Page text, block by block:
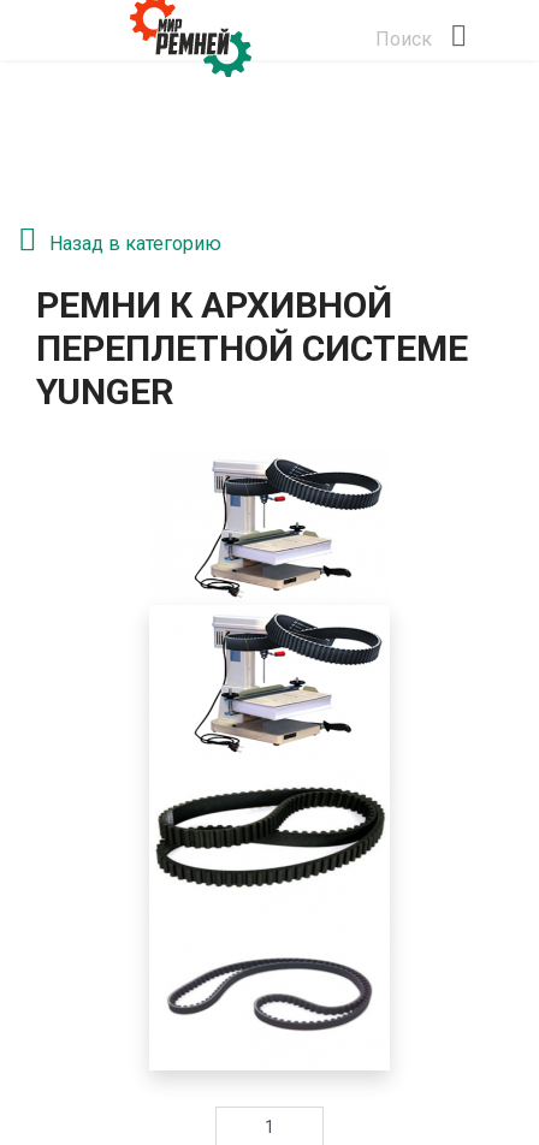
Поиск
Назад в категорию
РЕМНИ К АРХИВНОЙ
ПЕРЕПЛЕТНОЙ СИСТЕМЕ
YUNGER